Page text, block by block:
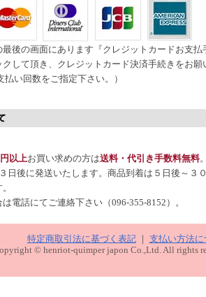
最後の画面にあります『クレジットカードお支払
クして頂き、クレジットカード決済手続きをお願
払い回数をご指定下さい。）
以上お買い求めの方は送料・代引き手数料無料
日後に発送いたします。商品到着は５日後～３
電話にてご連絡下さい（096-355-8152）。
特定商取引法に基づく表記｜ 支払い方法に
© henriot-quimper japon Co.,Ltd. All rights